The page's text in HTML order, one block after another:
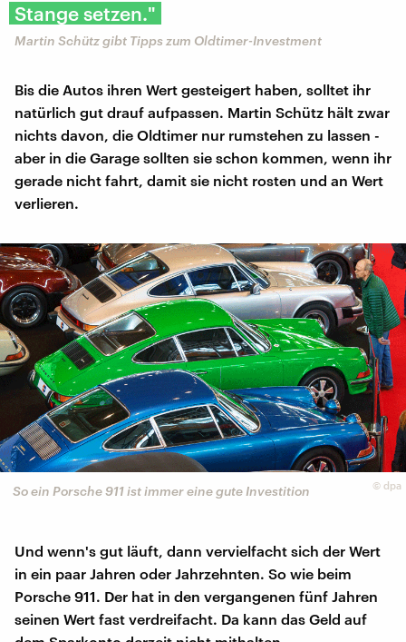
Stange setzen."
Martin Schütz gibt Tipps zum Oldtimer-Investment
Bis die Autos ihren Wert gesteigert haben, solltet ihr
natürlich gut drauf aufpassen. Martin Schütz hält zwar
nichts davon, die Oldtimer nur rumstehen zu lassen -
aber in die Garage sollten sie schon kommen, wenn ihr
gerade nicht fahrt, damit sie nicht rosten und an Wert
verlieren.
© dpa
So ein Porsche 911 ist immer eine gute Investition
Und wenn's gut läuft, dann vervielfacht sich der Wert
in ein paar Jahren oder Jahrzehnten. So wie beim
Porsche 911. Der hat in den vergangenen fünf Jahren
seinen Wert fast verdreifacht. Da kann das Geld auf